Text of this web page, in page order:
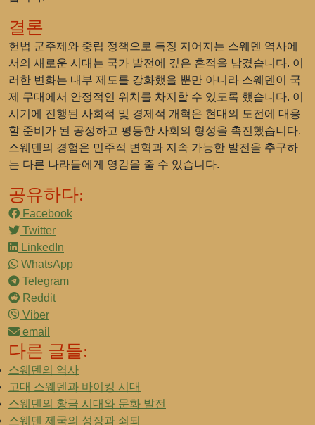
결론
헌법 군주제와 중립 정책으로 특징 지어지는 스웨덴 역사에
서의 새로운 시대는 국가 발전에 깊은 흔적을 남겼습니다. 이
러한 변화는 내부 제도를 강화했을 뿐만 아니라 스웨덴이 국
제 무대에서 안정적인 위치를 차지할 수 있도록 했습니다. 이
시기에 진행된 사회적 및 경제적 개혁은 현대의 도전에 대응
할 준비가 된 공정하고 평등한 사회의 형성을 촉진했습니다.
스웨덴의 경험은 민주적 변혁과 지속 가능한 발전을 추구하
는 다른 나라들에게 영감을 줄 수 있습니다.
공유하다:
Facebook
Twitter
LinkedIn
WhatsApp
Telegram
Reddit
Viber
email
다른 글들:
스웨덴의 역사
고대 스웨덴과 바이킹 시대
스웨덴의 황금 시대와 문화 발전
스웨덴 제국의 성장과 쇠퇴